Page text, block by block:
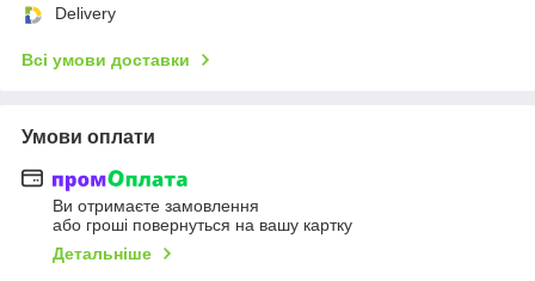
Delivery
Всі умови доставки
Умови оплати
Ви отримаєте замовлення
або гроші повернуться на вашу картку
Детальніше